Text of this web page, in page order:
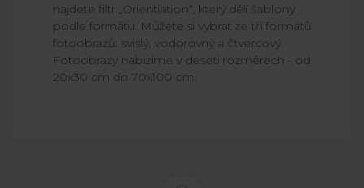
najdete filtr „Orientiation“, který dělí šablony
podle formátu. Můžete si vybrat ze tří formátů
fotoobrazů: svislý, vodorovný a čtvercový.
Fotoobrazy nabízíme v deseti rozměrech - od
20x30 cm do 70x100 cm.